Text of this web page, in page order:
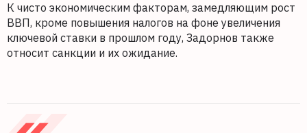
К чисто экономическим факторам, замедляющим рост
ВВП, кроме повышения налогов на фоне увеличения
ключевой ставки в прошлом году, Задорнов также
относит санкции и их ожидание.